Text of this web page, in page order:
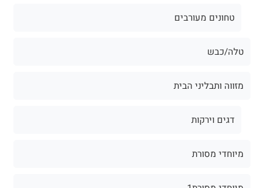
טחונים מעורבים
טלה/כבש
מזווה ותבליני הבית
דגים וירקות
מיוחדי מסורת